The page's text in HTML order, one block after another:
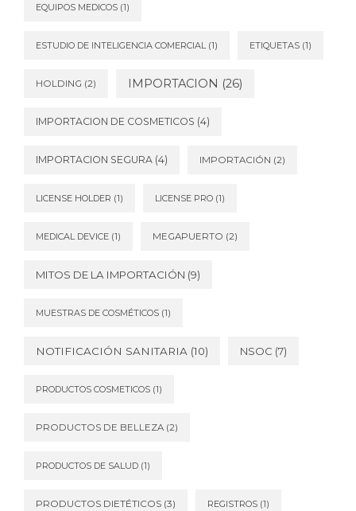
EQUIPOS MEDICOS (1)
ESTUDIO DE INTELIGENCIA COMERCIAL (1) ETIQUETAS (1)
HOLDING (2) IMPORTACION (26)
IMPORTACION DE COSMETICOS (4)
IMPORTACION SEGURA (4) IMPORTACIÓN (2)
LICENSE HOLDER (1) LICENSE PRO (1)
MEDICAL DEVICE (1) MEGAPUERTO (2)
MITOS DE LA IMPORTACIÓN (9)
MUESTRAS DE COSMÉTICOS (1)
NOTIFICACIÓN SANITARIA (10) NSOC (7)
PRODUCTOS COSMETICOS (1)
PRODUCTOS DE BELLEZA (2)
PRODUCTOS DE SALUD (1)
PRODUCTOS DIETÉTICOS (3) REGISTROS (1)